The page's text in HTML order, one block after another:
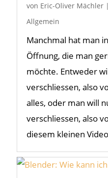
von Eric-Oliver Mächler|
Allgemein
Manchmal hat man
Öffnung, die man
möchte. Entweder
verschliessen, also
alles, oder man will
verschliessen, also
diesem kleinen